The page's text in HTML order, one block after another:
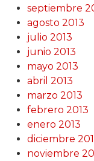
septiembre
agosto 2013
julio 2013
junio 2013
mayo 2013
abril 2013
marzo 2013
febrero 2013
enero 2013
diciembre
noviembre